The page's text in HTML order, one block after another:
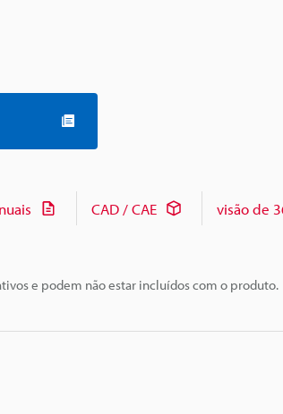
e podem não estar incluídos com o produto.
CAD / CAE visão de